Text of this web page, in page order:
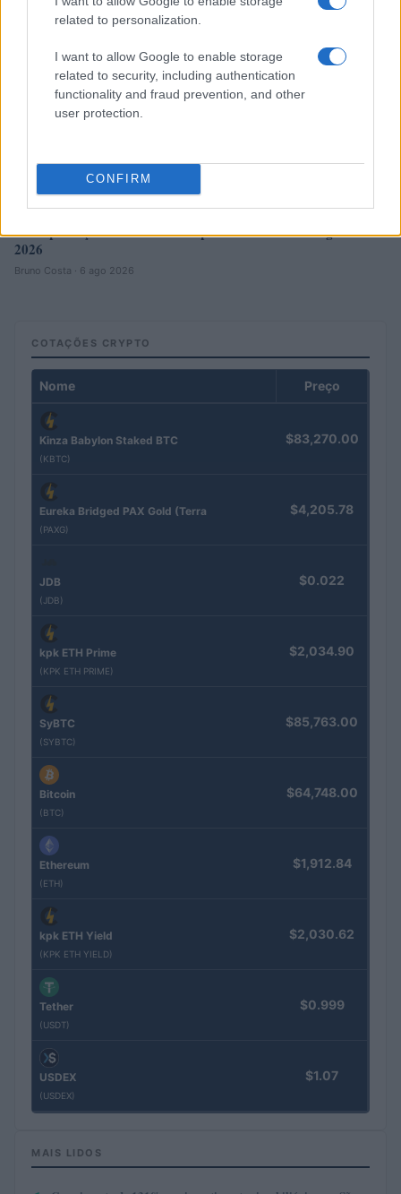
related to personalization.
I want to allow Google to enable storage
related to security, including authentication
functionality and fraud prevention, and other
user protection.
CONFIRM
Principais ações recomendadas para dividendos em agosto de
2026
Bruno Costa · 6 ago 2026
COTAÇÕES CRYPTO
Nome Preço
Kinza Babylon Staked BTC
(KBTC)
$83,270.00
Eureka Bridged PAX Gold (Terra
(PAXG)
$4,205.78
JDB
(JDB)
$0.022
kpk ETH Prime
(KPK ETH PRIME)
$2,034.90
SyBTC
(SYBTC)
$85,763.00
Bitcoin
(BTC)
$64,748.00
Ethereum
(ETH)
$1,912.84
kpk ETH Yield
(KPK ETH YIELD)
$2,030.62
Tether
(USDT)
$0.999
USDEX
(USDEX)
$1.07
MAIS LIDOS